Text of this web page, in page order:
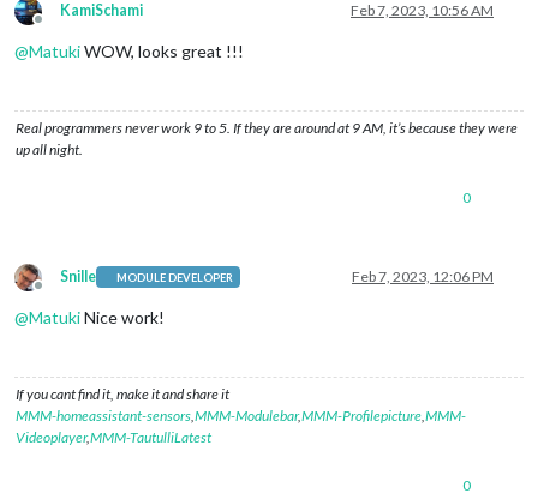
Offline
KamiSchami Feb 7, 2023, 10:56 AM
@MatukiWOW, looks great !!!
Real programmers never work 9 to 5. If they are around at 9 AM, it’s because they were
up all night.
0
Offline
Snille MODULE DEVELOPER Feb 7, 2023, 12:06 PM
@MatukiNice work!
If you cant find it, make it and share it
MMM-homeassistant-sensors,MMM-Modulebar,MMM-Profilepicture,MMM-
Videoplayer,MMM-TautulliLatest
0